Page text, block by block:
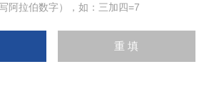
阿拉伯数字），如：三加四=7